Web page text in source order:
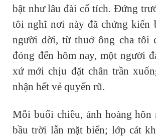
bật như lâu đài cổ tích. Đứng
tôi nghĩ nơi này đã chứng kiến
người đời, từ thuở ông cha tôi
đóng đến hôm nay, một người
xứ mới chịu đặt chân trần
nhận hết vẻ quyến rũ.
Mỗi buổi chiều, ánh hoàng hôn
bầu trời lẫn mặt biển; lớp cát